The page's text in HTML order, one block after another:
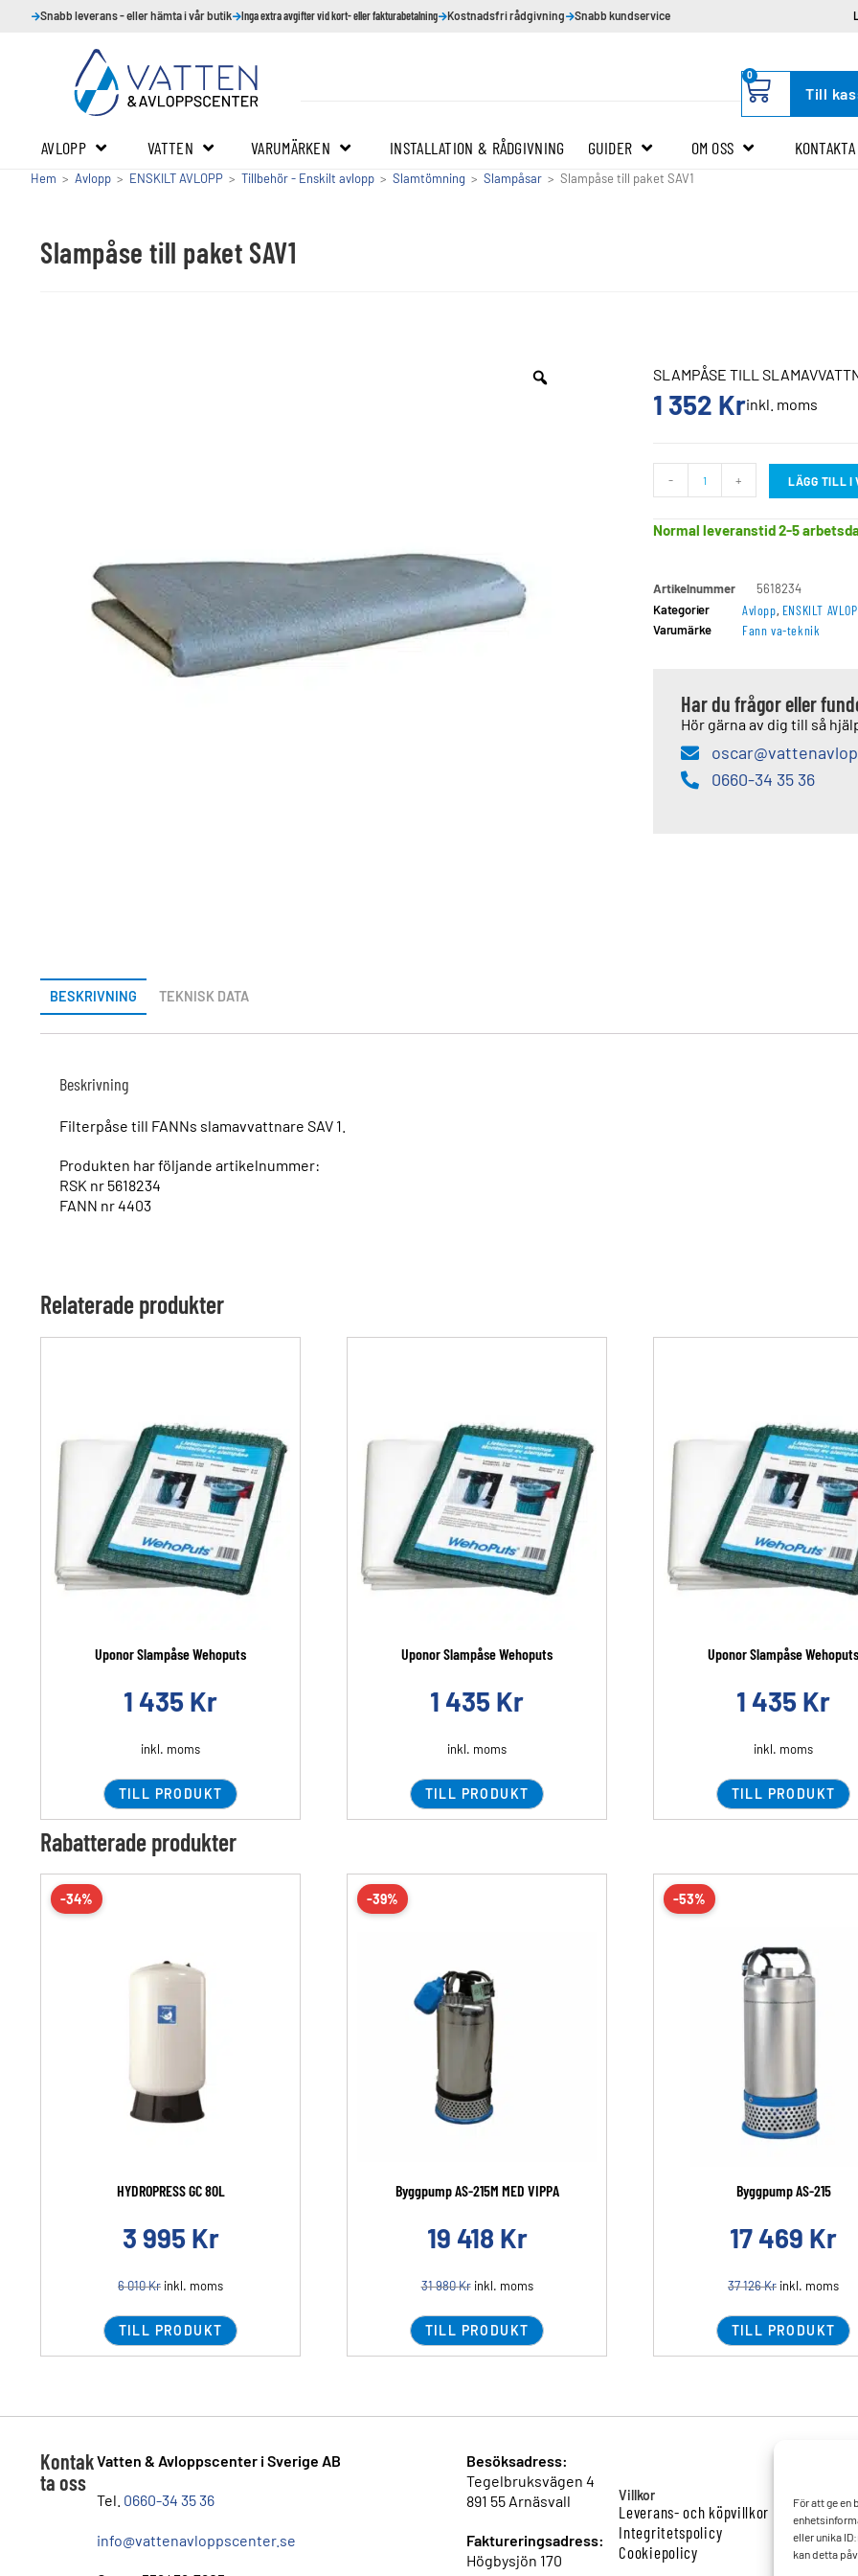
För att ge en
eller unika
kan detta
Snabb leverans - eller hämta i vår butik Inga extra avgifter vid kort- eller fakturabetalning Kostnadsfri rådgivning Snabb kundservice
0
Till
AVLOPP VATTEN VARUMÄRKEN INSTALLATION & RÅDGIVNING GUIDER OM OSS
Hem > Avlopp > ENSKILT AVLOPP > Tillbehör - Enskilt avlopp > Slamtömning > Slampåsar > Slampåse till paket SAV1
Slampåse till paket SAV1
SLAMPÅSE TILL
1 352 Krinkl. moms
- + LÄGG TILL I
Normal leveranstid 2-5
Artikelnummer
5618234
Kategorier
Avlopp, ENSKILT
Varumärke Fann va-teknik
Har du frågor eller
Hör gärna av dig till så
0660-34 35 36
BESKRIVNING TEKNISK DATA
Beskrivning
Filterpåse till FANNs slamavvattnare SAV 1.
Produkten har följande artikelnummer:
RSK nr 5618234
FANN nr 4403
Relaterade produkter
Uponor Slampåse Wehoputs
1 435 Kr
inkl. moms
TILL PRODUKT
Uponor Slampåse Wehoputs
1 435 Kr
inkl. moms
TILL PRODUKT
Uponor Slampåse Wehoputs
1 435 Kr
inkl. moms
TILL PRODUKT
Rabatterade produkter
-34%
HYDROPRESS GC 80L
3 995 Kr
6 010Kr inkl. moms
TILL PRODUKT
-39%
Byggpump AS-215M MED VIPPA
19 418 Kr
31 980Krinkl. moms
TILL PRODUKT
-53%
Byggpump AS-215
17 469 Kr
37 126Kr inkl. moms
TILL PRODUKT
Kontak
ta oss
Vatten & Avloppscenter i Sverige AB
Tel. 0660-34 35 36
info@vattenavloppscenter.se
Besöksadress:
Tegelbruksvägen 4
891 55 Arnäsvall
Faktureringsadress:
Högbysjön 170
Villkor
Leverans- och köpvillkor
Integritetspolicy
Cookiepolicy